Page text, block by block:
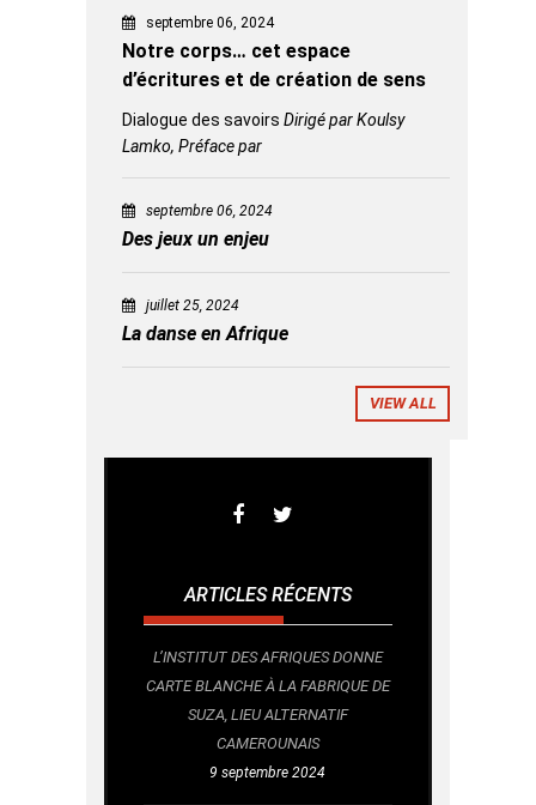
septembre 06, 2024
Notre corps… cet espace
d’écritures et de création de sens
Dialogue des savoirs Dirigé par Koulsy
Lamko, Préface par
septembre 06, 2024
Des jeux un enjeu
juillet 25, 2024
La danse en Afrique
VIEW ALL
ARTICLES RÉCENTS
L’INSTITUT DES AFRIQUES DONNE
CARTE BLANCHE À LA FABRIQUE DE
SUZA, LIEU ALTERNATIF
CAMEROUNAIS
9 septembre 2024